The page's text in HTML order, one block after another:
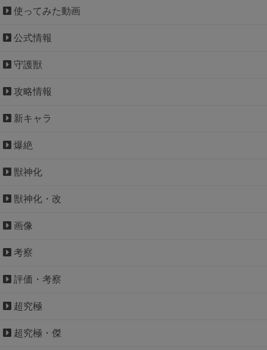
使ってみた動画
公式情報
守護獣
攻略情報
新キャラ
爆絶
獣神化
獣神化・改
画像
考察
評価・考察
超究極
超究極・傑